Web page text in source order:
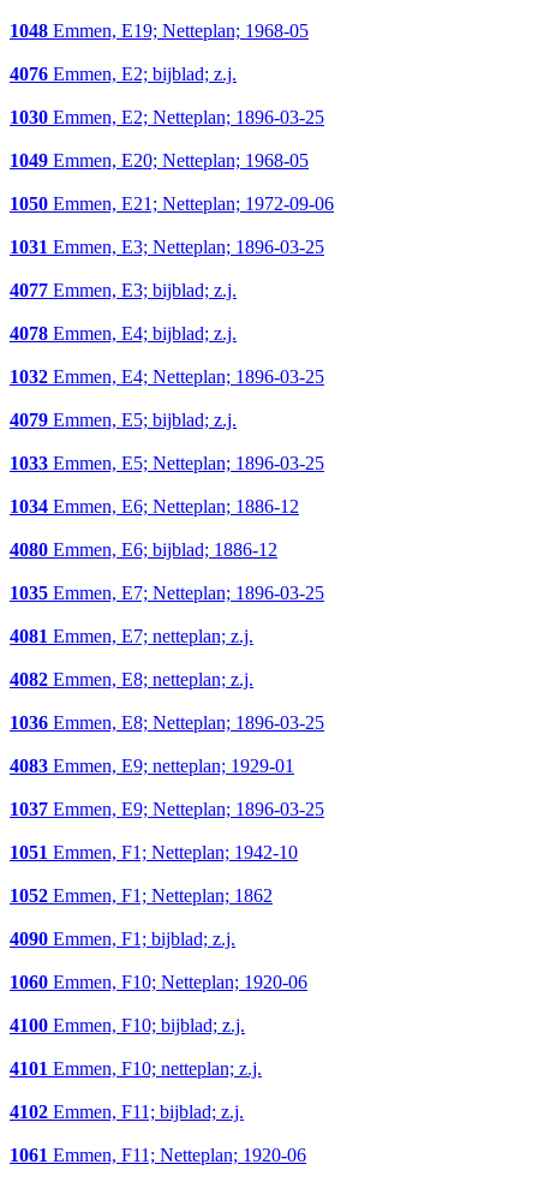
1048 Emmen, E19; Netteplan; 1968-05
4076 Emmen, E2; bijblad; z.j.
1030 Emmen, E2; Netteplan; 1896-03-25
1049 Emmen, E20; Netteplan; 1968-05
1050 Emmen, E21; Netteplan; 1972-09-06
1031 Emmen, E3; Netteplan; 1896-03-25
4077 Emmen, E3; bijblad; z.j.
4078 Emmen, E4; bijblad; z.j.
1032 Emmen, E4; Netteplan; 1896-03-25
4079 Emmen, E5; bijblad; z.j.
1033 Emmen, E5; Netteplan; 1896-03-25
1034 Emmen, E6; Netteplan; 1886-12
4080 Emmen, E6; bijblad; 1886-12
1035 Emmen, E7; Netteplan; 1896-03-25
4081 Emmen, E7; netteplan; z.j.
4082 Emmen, E8; netteplan; z.j.
1036 Emmen, E8; Netteplan; 1896-03-25
4083 Emmen, E9; netteplan; 1929-01
1037 Emmen, E9; Netteplan; 1896-03-25
1051 Emmen, F1; Netteplan; 1942-10
1052 Emmen, F1; Netteplan; 1862
4090 Emmen, F1; bijblad; z.j.
1060 Emmen, F10; Netteplan; 1920-06
4100 Emmen, F10; bijblad; z.j.
4101 Emmen, F10; netteplan; z.j.
4102 Emmen, F11; bijblad; z.j.
1061 Emmen, F11; Netteplan; 1920-06